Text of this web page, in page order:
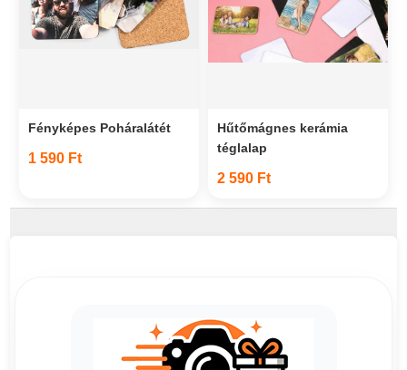
Fényképes Poháralátét
1 590 Ft
Hűtőmágnes kerámia
téglalap
2 590 Ft